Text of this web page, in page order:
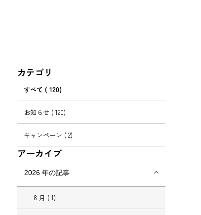
カテゴリ
すべて ( 120)
お知らせ ( 120)
キャンペーン ( 2)
アーカイブ
2026年の記事
8 月 ( 1)